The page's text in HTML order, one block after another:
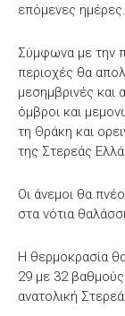
επόμενες ημέρες.
Σύμφωνα με την
περιοχές θα
μεσημβρινές και
όμβροι και
τη Θράκη και
της Στερεάς
Οι άνεμοι θα
στα νότια
Η θερμοκρασία
29 με 32 βαθμούς
ανατολική